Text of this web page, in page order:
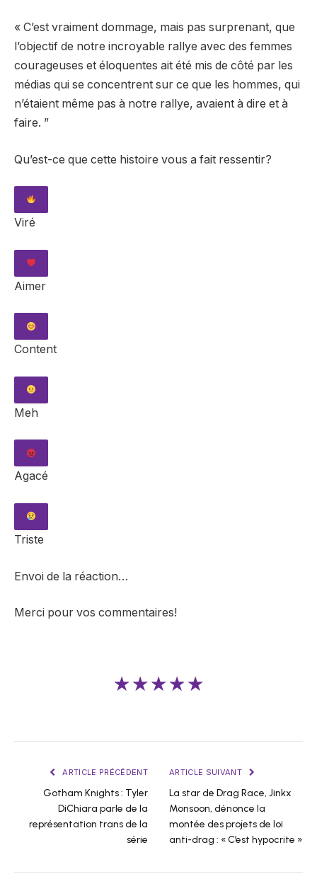
« C’est vraiment dommage, mais pas surprenant, que
l’objectif de notre incroyable rallye avec des femmes
courageuses et éloquentes ait été mis de côté par les
médias qui se concentrent sur ce que les hommes, qui
n’étaient même pas à notre rallye, avaient à dire et à
faire. ”
Qu’est-ce que cette histoire vous a fait ressentir?
Viré
Aimer
Content
Meh
Agacé
Triste
Envoi de la réaction…
Merci pour vos commentaires!
★★★★★
ARTICLE PRÉCÉDENT
Gotham Knights : Tyler
DiChiara parle de la
représentation trans de la
série
ARTICLE SUIVANT
La star de Drag Race, Jinkx
Monsoon, dénonce la
montée des projets de loi
anti-drag : « C’est hypocrite »